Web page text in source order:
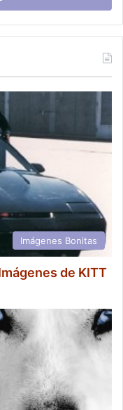
Imágenes Bonitas
de KITT